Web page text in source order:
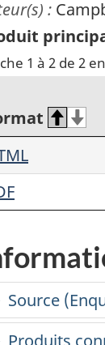
:
1 à 2 de 2